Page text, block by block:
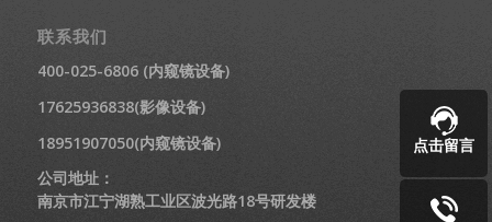
联系我们
400-025-6806 (内窥镜设备)
17625936838(影像设备)
18951907050(内窥镜设备)
公司地址：
南京市江宁湖熟工业区波光路18号研发楼
点击留言